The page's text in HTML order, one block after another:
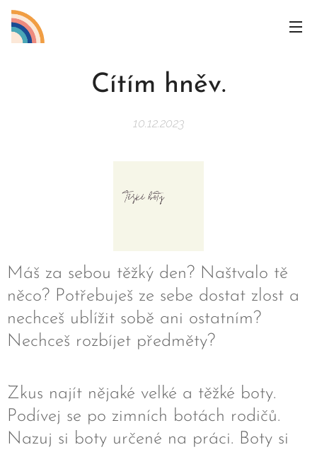
Cítím hněv.
10.12.2023
Máš za sebou těžký den? Naštvalo tě
něco? Potřebuješ ze sebe dostat zlost a
nechceš ublížit sobě ani ostatním?
Nechceš rozbíjet předměty?
Zkus najít nějaké velké a těžké boty.
Podívej se po zimních botách rodičů.
Nazuj si boty určené na práci. Boty si